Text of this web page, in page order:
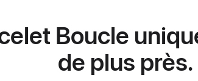
Boucle
de plus près.